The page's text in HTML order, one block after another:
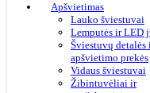
Apšvietimas
Lauko šviestuvai
Lemputės ir LED
Šviestuvų detalės
apšvietimo prekės
Vidaus šviestuvai
Žibintuvėliai ir